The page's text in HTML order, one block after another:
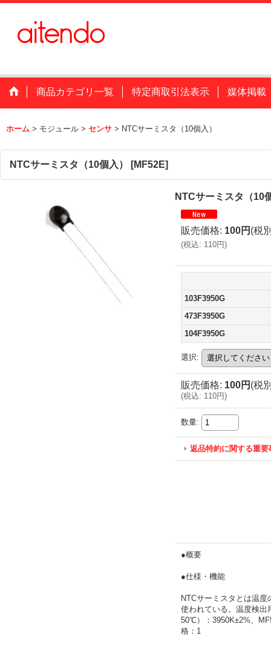
商品カテゴリ一覧 特定商取引法表示 媒体掲載
ホーム > モジュール > センサ > NTCサーミスタ（10個入）
NTCサーミスタ（10個入） [MF52E]
NTCサーミスタ（10
販売価格: 100円 (税
(税込: 110円)
103F3950G
473F3950G
104F3950G
選択:
販売価格: 100円 (税
(税込: 110円)
数量:
返品特約に関する重要
●概要
●仕様・機能
NTCサーミスタとは温
使われている。温度検出
50℃）：3950K±2%、
格：1